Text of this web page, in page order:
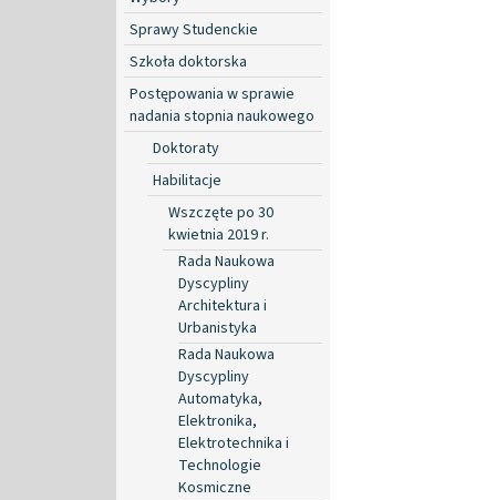
Sprawy Studenckie
Szkoła doktorska
Postępowania w sprawie
nadania stopnia naukowego
Doktoraty
Habilitacje
Wszczęte po 30
kwietnia 2019 r.
Rada Naukowa
Dyscypliny
Architektura i
Urbanistyka
Rada Naukowa
Dyscypliny
Automatyka,
Elektronika,
Elektrotechnika i
Technologie
Kosmiczne